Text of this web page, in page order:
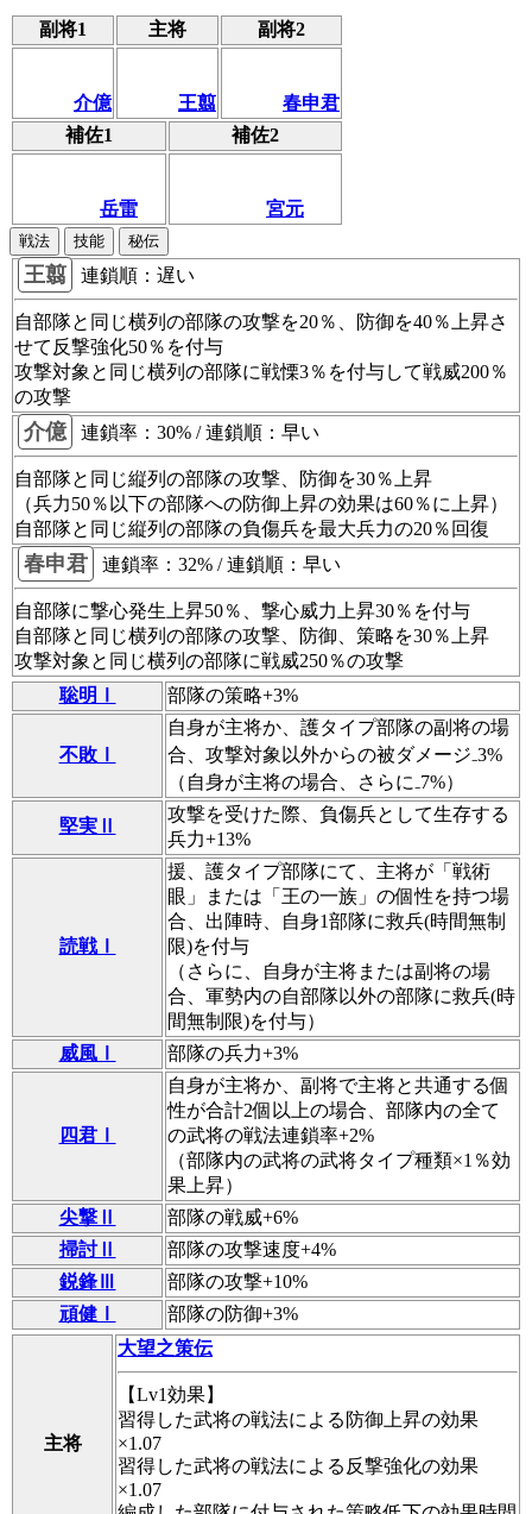
副将1 主将 副将2
介億 王翦
春申君
補佐1
補佐2
岳雷 宮元
戦法 技能 秘伝
王翦 連鎖順： 遅い
自部隊と同じ横列の部隊の攻撃を20％、防御を40％上昇さ
せて 反撃強化50％を付与
攻撃対象と同じ横列の部隊に戦慄3％を付与して戦威200％
の攻撃
介億 連鎖率： 30% / 連鎖順： 早い
自部隊と同じ縦列の部隊の攻撃、防御を30％上昇
（兵力50％以下の部隊への防御上昇の効果は60％に上昇）
自部隊と同じ縦列の部隊の負傷兵を最大兵力の20％回復
春申君 連鎖率： 32% / 連鎖順： 早い
自部隊に撃心発生上昇50％、 撃心威力上昇30％を付与
自部隊と同じ横列の部隊の攻撃、防御、策略を30％上昇
攻撃対象と同じ横列の部隊に戦威250％の攻撃
聡明Ⅰ
部隊の策略+3%
不敗Ⅰ
自身が主将か、護タイプ部隊の副将の場
合、攻撃対象以外からの被ダメージ₋3%
（自身が主将の場合、さらに₋7%）
堅実Ⅱ
攻撃を受けた際、負傷兵として生存する
兵力+13%
読戦Ⅰ
援、護タイプ部隊にて、主将が「戦術
眼」または「王の一族」の個性を持つ場
合、出陣時、自身1部隊に救兵(時間無制
限)を付与
（さらに、自身が主将または副将の場
合、軍勢内の自部隊以外の部隊に救兵(時
間無制限)を付与）
威風Ⅰ
部隊の兵力+3%
四君Ⅰ
自身が主将か、副将で主将と共通する個
性が合計2個以上の場合、部隊内の全て
の武将の戦法連鎖率+2%
（部隊内の武将の武将タイプ種類×1％効
果上昇）
尖撃Ⅱ
部隊の戦威+6%
掃討Ⅱ
部隊の攻撃速度+4%
鋭鋒Ⅲ
部隊の攻撃+10%
頑健Ⅰ
部隊の防御+3%
主将
大望之策伝
【Lv1効果】
習得した武将の戦法による防御上昇の効果
×1.07
習得した武将の戦法による反撃強化の効果
×1.07